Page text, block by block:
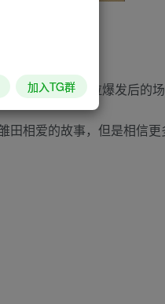
”来形容查克拉爆发后的场
相爱的故事，但是相信
加入TG群